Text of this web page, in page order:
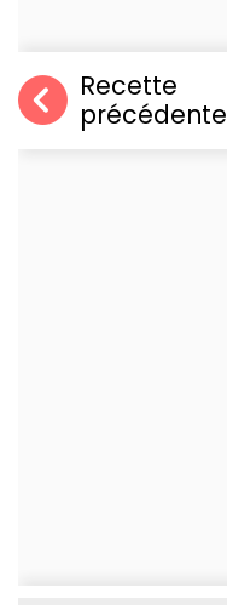
Recette
précédente